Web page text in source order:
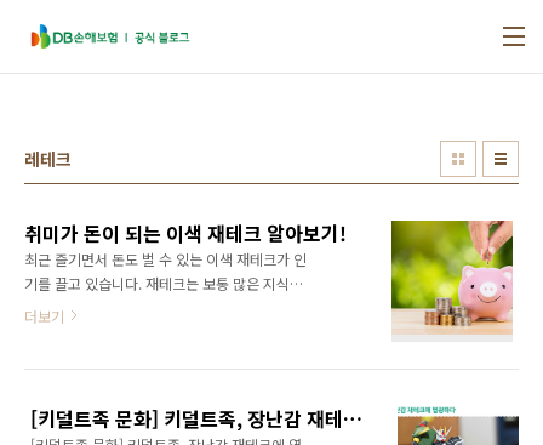
레테크
취미가 돈이 되는 이색 재테크 알아보기!
최근 즐기면서 돈도 벌 수 있는 이색 재테크가 인
기를 끌고 있습니다. 재테크는 보통 많은 지식과
노하우를 필요로 하는 경우가 많은데요. 최근 등
지만 어려워서 망설였던 분들이라면 주목해 주
더보기
[키덜트족 문화] 키덜트족, 장난감 재테크에 열광하다